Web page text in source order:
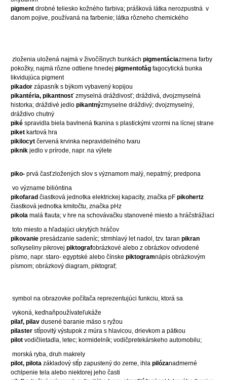
pigment drobné teliesko kožného farbiva; prášková látka nerozpustná v
danom pojive, používaná na farbenie; látka rôzneho chemického
zloženia uložená najmä v živočíšnych bunkách pigmentáciazmena farby
pokožky, najmä rôzne odtiene hnedej pigmentofág fagocytická bunka
likvidujúca pigment
pikador zápasník s býkom vybavený kopijou
pikantéria, pikantnosť zmyselná dráždivosť; dráždivá, dvojzmyselná
historka; dráždivé jedlo pikantnýzmyselne dráždivý; dvojzmyselný,
dráždivo chutný
piké spravidla biela bavlnená tkanina s plastickými vzormi na lícnej strane
piket kartová hra
pikilocyt červená krvinka nepravidelného tvaru
piknik jedlo v prírode, napr. na výlete
piko- prvá časťzložených slov s významom malý, nepatrný; predpona
vo význame bilióntina
pikofarad čiastková jednotka elektrickej kapacity, značka pF pikohertz
čiastková jednotka kmitočtu, značka pHz
pikola malá flauta; v hre na schovávačku stanovené miesto a hráčstrážiaci
toto miesto a hľadajúci ukrytých hráčov
pikovanie presádzanie sadeníc; strmhlavý let nadol, tzv. taran pikran
soľkyseliny pikrovej piktografobrázkové alebo z obrázkov odvodené
písmo, napr. staro- egyptské alebo čínske piktogramnápis obrázkovým
písmom; obrázkový diagram, piktograf;
symbol na obrazovke počítača reprezentujúci funkciu, ktorá sa
vykoná, keďnaňpoužívateľukáže
pilaf, pilav dusené baranie mäso s ryžou
pilaster stĺpovitý výstupok z múra s hlavicou, drievkom a pätkou
pilot vodičlietadla, letec; kormidelník; vodičpretekárskeho automobilu;
morská ryba, druh makrely
pilot, pilota základový stĺp zapustený do zeme, ihla pilózanadmerné
ochlpenie tela alebo niektorej jeho časti